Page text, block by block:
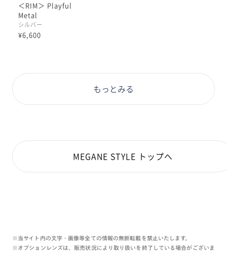
＜RIM＞ Playful
Metal
シルバー
¥6,600
もっとみる
MEGANE STYLE トップへ
※当サイト内の文字・画像等全ての情報の無断転載を禁止いたします。
※オプションレンズは、販売状況により取り扱いを終了している場合がございま